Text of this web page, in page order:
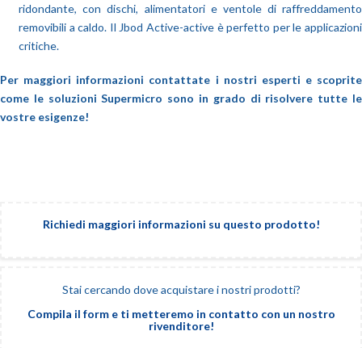
ridondante, con dischi, alimentatori e ventole di raffreddamento
removibili a caldo. Il Jbod Active-active è perfetto per le applicazioni
critiche.
Per maggiori informazioni contattate i nostri esperti e scoprite
come le soluzioni Supermicro sono in grado di risolvere tutte le
vostre esigenze!
Richiedi maggiori informazioni su questo prodotto!
Stai cercando dove acquistare i nostri prodotti?
Compila il form e ti metteremo in contatto con un nostro
rivenditore!